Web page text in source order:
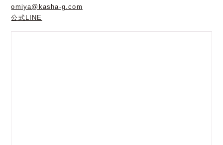
omiya@kasha-g.com
公式LINE